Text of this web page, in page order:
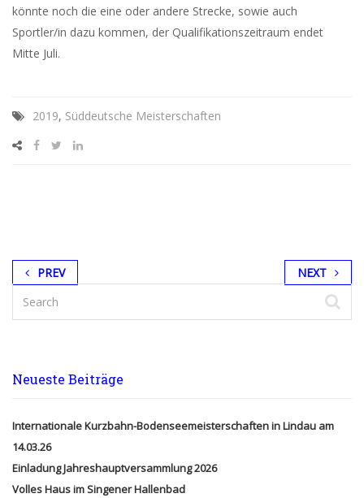
könnte noch die eine oder andere Strecke, sowie auch
Sportler/in dazu kommen, der Qualifikationszeitraum endet
Mitte Juli.
2019, Süddeutsche Meisterschaften
PREV NEXT
Neueste Beiträge
Internationale Kurzbahn-Bodenseemeisterschaften in Lindau am
14.03.26
Einladung Jahreshauptversammlung 2026
Volles Haus im Singener Hallenbad